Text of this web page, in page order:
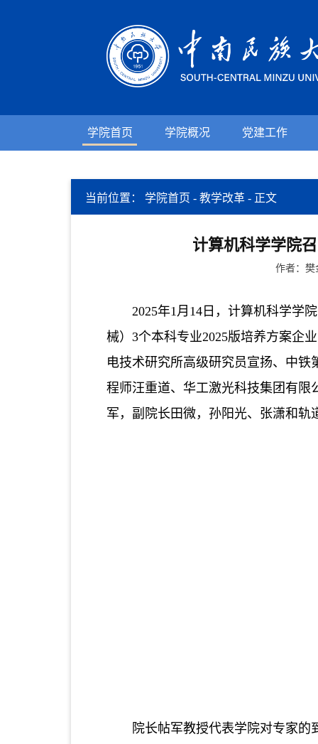
学院首页 学院概况 党建工作
当前位置： 学院首页 - 教学改革 - 正文
计算机科学学院
作者：
2025年1月14日，计算机科学学
械） 3个本科专业2025版培养方案企
电技术研究所高级研究员宣扬、中
程师汪重道、 华工激光科技集团有限
军，副院长田微，孙阳光、张潇和轨
院长帖军教授代表学院对专家的